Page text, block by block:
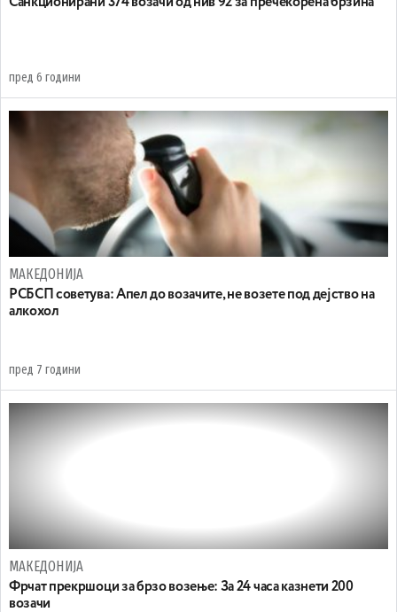
пред 6 години
МАКЕДОНИЈА
РСБСП советува: Апел до возачите, не возете под дејство на
алкохол
пред 7 години
МАКЕДОНИЈА
Фрчат прекршоци за брзо возење: За 24 часа казнети 200
возачи